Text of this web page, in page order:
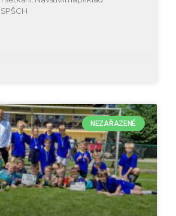
NEZAŘAZENÉ